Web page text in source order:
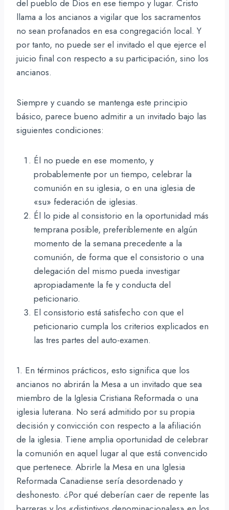
del pueblo de Dios en ese tiempo y lugar. Cristo
llama a los ancianos a vigilar que los sacramentos
no sean profanados en esa congregación local. Y
por tanto, no puede ser el invitado el que ejerce el
juicio final con respecto a su participación, sino los
ancianos.
Siempre y cuando se mantenga este principio
básico, parece bueno admitir a un invitado bajo las
siguientes condiciones:
Él no puede en ese momento, y
probablemente por un tiempo, celebrar la
comunión en su iglesia, o en una iglesia de
«su» federación de iglesias.
Él lo pide al consistorio en la oportunidad más
temprana posible, preferiblemente en algún
momento de la semana precedente a la
comunión, de forma que el consistorio o una
delegación del mismo pueda investigar
apropiadamente la fe y conducta del
peticionario.
El consistorio está satisfecho con que el
peticionario cumpla los criterios explicados en
las tres partes del auto-examen.
1. En términos prácticos, esto significa que los
ancianos no abrirán la Mesa a un invitado que sea
miembro de la Iglesia Cristiana Reformada o una
iglesia luterana. No será admitido por su propia
decisión y convicción con respecto a la afiliación
de la iglesia. Tiene amplia oportunidad de celebrar
la comunión en aquel lugar al que está convencido
que pertenece. Abrirle la Mesa en una Iglesia
Reformada Canadiense sería desordenado y
deshonesto. ¿Por qué deberían caer de repente las